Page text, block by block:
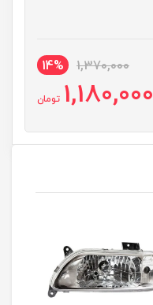
1,370,000
14%
1,180,000 تومان